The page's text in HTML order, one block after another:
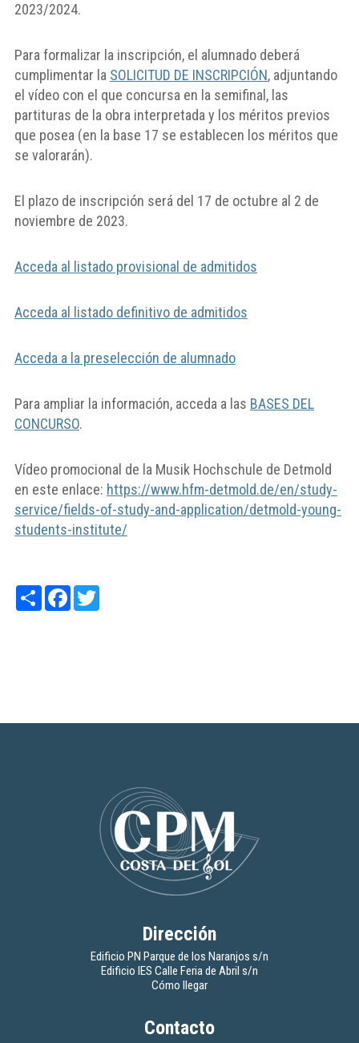
2023/2024.
Para formalizar la inscripción, el alumnado deberá
cumplimentar la SOLICITUD DE INSCRIPCIÓN, adjuntando
el vídeo con el que concursa en la semifinal, las
partituras de la obra interpretada y los méritos previos
que posea (en la base 17 se establecen los méritos que
se valorarán).
El plazo de inscripción será del 17 de octubre al 2 de
noviembre de 2023.
Acceda al listado provisional de admitidos
Acceda al listado definitivo de admitidos
Acceda a la preselección de alumnado
Para ampliar la información, acceda a las BASES DEL
CONCURSO.
Vídeo promocional de la Musik Hochschule de Detmold
en este enlace: https://www.hfm-detmold.de/en/study-
service/fields-of-study-and-application/detmold-young-
students-institute/
ShareFacebook
Twitter
Dirección
Edificio PN Parque de los Naranjos s/n
Edificio IES Calle Feria de Abril s/n
Cómo llegar
Contacto